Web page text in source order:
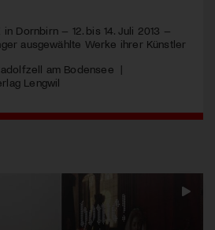
in Dornbirn – 12. bis 14. Juli 2013 –
ausgewählte Werke ihrer Künstler
am Bodensee |
Lengwil